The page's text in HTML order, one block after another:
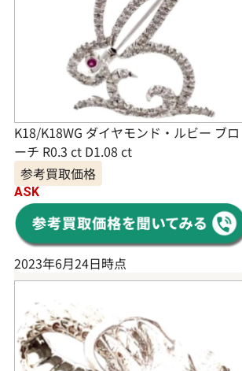
K18/K18WG ダイヤモンド・ルビー ブロ
ーチ R0.3 ct D1.08 ct
参考買取価格
ASK
2023年6月24日時点